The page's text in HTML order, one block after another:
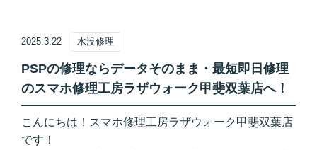
2025.3.22 水没修理
PSPの修理ならデータそのまま・最短即日修理
のスマホ修理工房ラザウォーク甲斐双葉店へ！
こんにちは！スマホ修理工房ラザウォーク甲斐双葉店
です！